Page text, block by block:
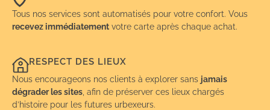
Tous nos services sont automatisés pour votre confort. Vous
recevez immédiatement votre carte après chaque achat.
RESPECT DES LIEUX
Nous encourageons nos clients à explorer sans jamais
dégrader les sites , afin de préserver ces lieux chargés
d’histoire pour les futures urbexeurs.